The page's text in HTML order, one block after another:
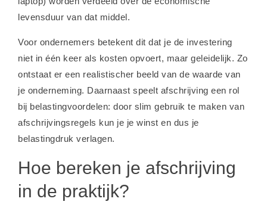
levensduur van dat middel.
Voor ondernemers betekent dit dat je de investering
niet in één keer als kosten opvoert, maar geleidelijk. Zo
ontstaat er een realistischer beeld van de waarde van
je onderneming. Daarnaast speelt afschrijving een rol
bij belastingvoordelen: door slim gebruik te maken van
afschrijvingsregels kun je je winst en dus je
belastingdruk verlagen.
Hoe bereken je afschrijving
in de praktijk?